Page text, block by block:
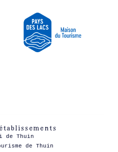
de Thuin
de Thuin